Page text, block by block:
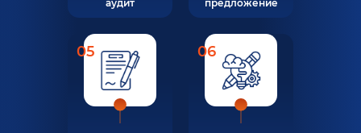
аудит
предложение
05 06